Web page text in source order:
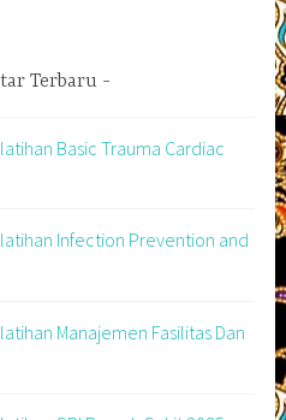
Terbaru
Basic Trauma Cardiac
Infection Prevention and
Manajemen Fasilitas Dan